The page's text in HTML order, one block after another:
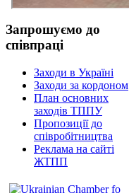
Запрошуємо до
співпраці
Заходи в Україні
Заходи за кордоном
План основних
заходів ТППУ
Пропозиції до
співробітництва
Реклама на сайті
ЖТПП